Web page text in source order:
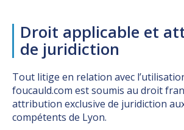
Droit applicable et
de juridiction
Tout litige en relation avec
foucauld.com est soumis au droit
attribution exclusive de juridiction
compétents de Lyon.